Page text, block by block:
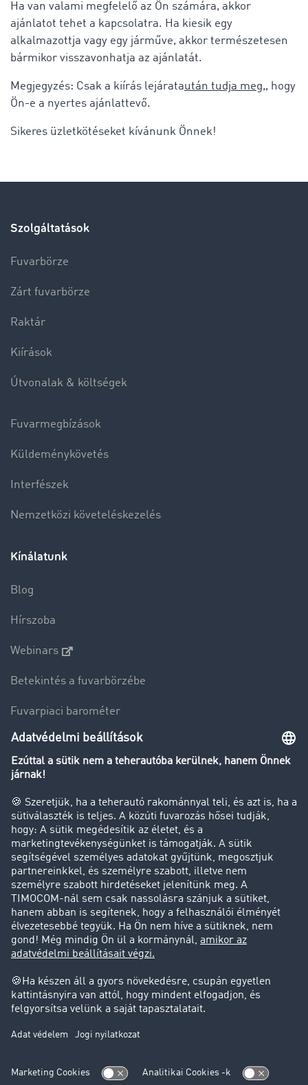
Ha van valami megfelelő az Ön számára, akkor
ajánlatot tehet a kapcsolatra. Ha kiesik egy
alkalmazottja vagy egy járműve, akkor természetesen
bármikor visszavonhatja az ajánlatát.
Megjegyzés: Csak a kiírás lejárataután tudja meg,, hogy
Ön-e a nyertes ajánlattevő.
Sikeres üzletkötéseket kívánunk Önnek!
Szolgáltatások
Fuvarbörze
Zárt fuvarbörze
Raktár
Kiírások
Útvonalak & költségek
Fuvarmegbízások
Küldeménykövetés
Interfészek
Nemzetközi követeléskezelés
Kínálatunk
Blog
Hírszoba
Webinars
Betekintés a fuvarbörzébe
Fuvarpiaci barométer
Transzportlexikon
Tehergépkocsi-forgalomkorlátozás
Cég
Sikertörténetek
Ügyfél hoz ügyfelet
Jogi információk
Impresszum
Adatvédelem
süti-beállítások
Támogatás